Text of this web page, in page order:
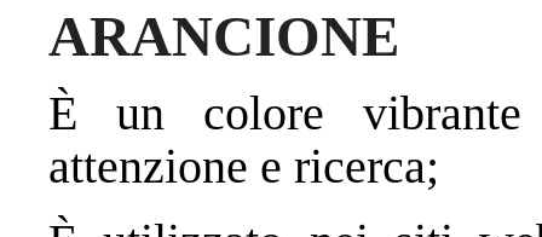
ARANCIONE
È un colore vibrante
attenzione e ricerca;